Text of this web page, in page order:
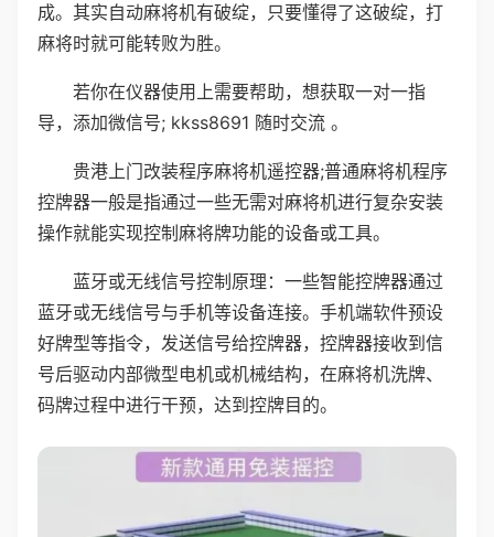
成。其实自动麻将机有破绽，只要懂得了这破绽，打
麻将时就可能转败为胜。
若你在仪器使用上需要帮助，想获取一对一指
导，添加微信号; kkss8691 随时交流 。
贵港上门改装程序麻将机遥控器;普通麻将机程序
控牌器一般是指通过一些无需对麻将机进行复杂安装
操作就能实现控制麻将牌功能的设备或工具。
蓝牙或无线信号控制原理：一些智能控牌器通过
蓝牙或无线信号与手机等设备连接。手机端软件预设
好牌型等指令，发送信号给控牌器，控牌器接收到信
号后驱动内部微型电机或机械结构，在麻将机洗牌、
码牌过程中进行干预，达到控牌目的。